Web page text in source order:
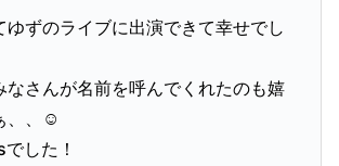
ゆずのライブに出演できて幸せでし
なさんが名前を呼んでくれたのも嬉
、、☺️
した！